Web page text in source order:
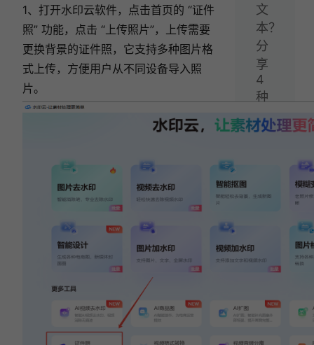
1、打开水印云软件，点击首页的 “证件
照” 功能，
点击 “上传照片”，上传需要
更换背景的证件照，它支持多种图片格
式上传，方便用户从不同设备导入照
片。
文
本？
分
享
4
种
好
用
取
法！